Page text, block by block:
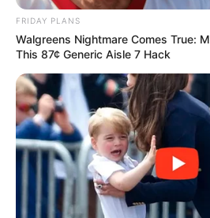
FRIDAY PLANS
Walgreens Nightmare Comes True:
This 87¢ Generic Aisle 7 Hack